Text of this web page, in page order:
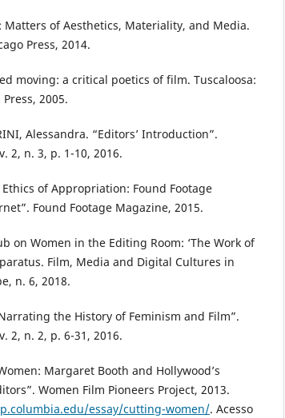
Matters of Aesthetics, Materiality, and Media.
Press, 2014.
moving: a critical poetics of film. Tuscaloosa:
2005.
Alessandra. “Editors’ Introduction”.
2, n. 3, p. 1-10, 2016.
Ethics of Appropriation: Found Footage
Found Footage Magazine, 2015.
on Women in the Editing Room: ‘The Work of
Film, Media and Digital Cultures in
n. 6, 2018.
the History of Feminism and Film”.
2, n. 2, p. 6-31, 2016.
Margaret Booth and Hollywood’s
Women Film Pioneers Project, 2013.
essay/cutting-women/. Acesso